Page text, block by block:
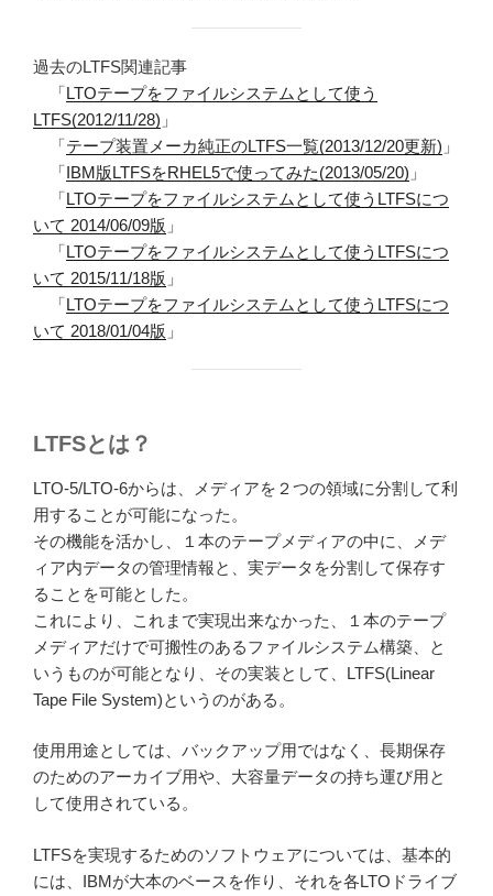
過去のLTFS関連記事
「LTOテープをファイルシステムとして使う
LTFS(2012/11/28) 」
「テープ装置メーカ純正のLTFS一覧(2013/12/20更新) 」
「IBM版LTFSをRHEL5で使ってみた(2013/05/20) 」
「LTOテープをファイルシステムとして使うLTFSにつ
いて 2014/06/09版 」
「LTOテープをファイルシステムとして使うLTFSにつ
いて 2015/11/18版 」
「LTOテープをファイルシステムとして使うLTFSにつ
いて 2018/01/04版 」
LTFSとは？
LTO-5/LTO-6からは、メディアを２つの領域に分割して利
用することが可能になった。
その機能を活かし、１本のテープメディアの中に、メデ
ィア内データの管理情報と、実データを分割して保存す
ることを可能とした。
これにより、これまで実現出来なかった、１本のテープ
メディアだけで可搬性のあるファイルシステム構築、と
いうものが可能となり、その実装として、LTFS(Linear
Tape File System)というのがある。
使用用途としては、バックアップ用ではなく、長期保存
のためのアーカイブ用や、大容量データの持ち運び用と
して使用されている。
LTFSを実現するためのソフトウェアについては、基本的
には、IBMが大本のベースを作り、それを各LTOドライブ